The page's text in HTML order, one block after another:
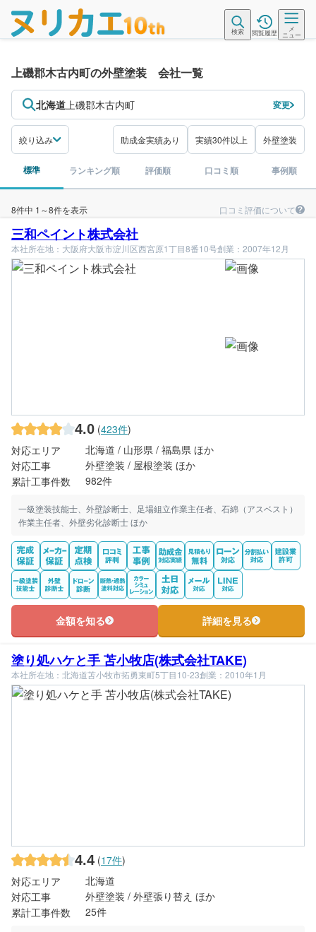
検索 閲覧履歴
メ
ニュー
上磯郡木古内町の外壁塗装 会社一覧
北海道上磯郡木古内町 変更
絞り込み 助成金実績あり 実績30件以上 外壁塗装
標準 ランキング順 評価順 口コミ順 事例順
8件中 1～8件を表示 口コミ評価について
三和ペイント株式会社
本社所在地：大阪府大阪市淀川区西宮原1丁目8番10号創業：2007年12月
4.0 (423件)
対応エリア
北海道 / 山形県 / 福島県 ほか
対応工事
外壁塗装 / 屋根塗装 ほか
累計工事件数
982件
一級塗装技能士、外壁診断士、足場組立作業主任者、石綿（アスベスト）
作業主任者、外壁劣化診断士 ほか
金額を知る 詳細を見る
塗り処ハケと手 苫小牧店(株式会社TAKE)
本社所在地：北海道苫小牧市拓勇東町5丁目10-23創業：2010年1月
4.4 (17件)
対応エリア
北海道
対応工事
外壁塗装 / 外壁張り替え ほか
累計工事件数
25件